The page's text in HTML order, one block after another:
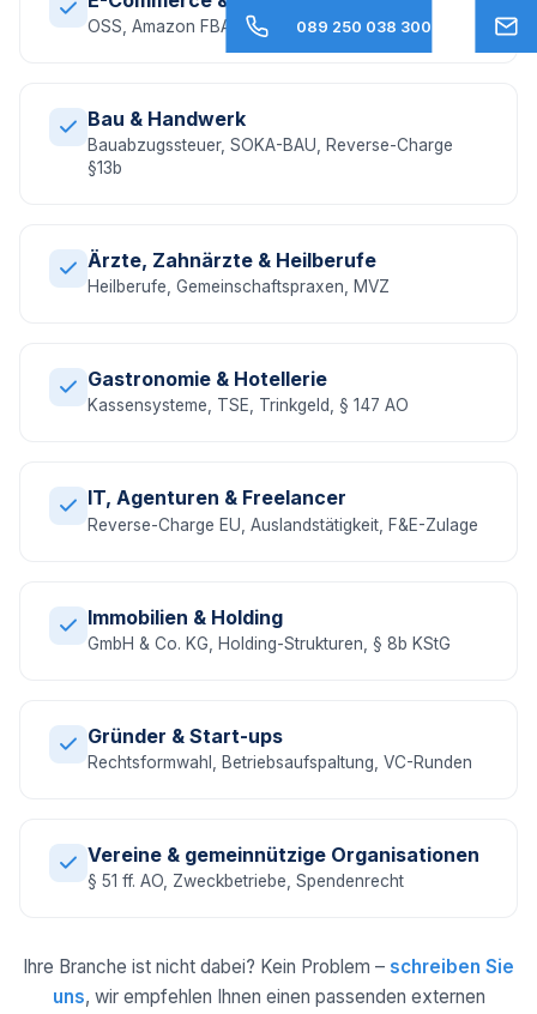
OSS, Amazon FBA, EU-Umsatzsteuer, DAC7
Bau & Handwerk
Bauabzugssteuer, SOKA-BAU, Reverse-Charge
§13b
Ärzte, Zahnärzte & Heilberufe
Heilberufe, Gemeinschaftspraxen, MVZ
Gastronomie & Hotellerie
Kassensysteme, TSE, Trinkgeld, § 147 AO
IT, Agenturen & Freelancer
Reverse-Charge EU, Auslandstätigkeit, F&E-Zulage
Immobilien & Holding
GmbH & Co. KG, Holding-Strukturen, § 8b KStG
Gründer & Start-ups
Rechtsformwahl, Betriebsaufspaltung, VC-Runden
Vereine & gemeinnützige Organisationen
§ 51 ff. AO, Zweckbetriebe, Spendenrecht
Ihre Branche ist nicht dabei? Kein Problem – schreiben Sie
uns, wir empfehlen Ihnen einen passenden externen
089 250 038 300